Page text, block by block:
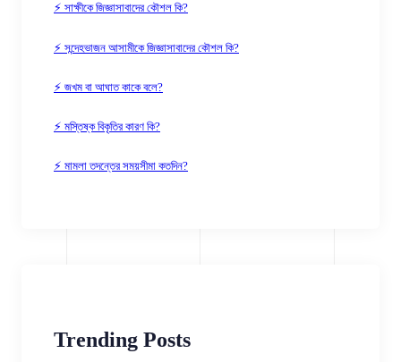
⚡ সাক্ষীকে জিজ্ঞাসাবাদের কৌশল কি?
⚡ সন্দেহভাজন আসামীকে জিজ্ঞাসাবাদের কৌশল কি?
⚡ জখম বা আঘাত কাকে বলে?
⚡ মস্তিষ্ক বিকৃতির কারণ কি?
⚡ মামলা তদন্তের সময়সীমা কতদিন?
Trending Posts